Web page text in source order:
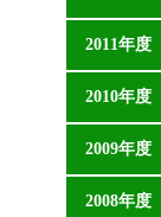
2011年
2010年
2009年
2008年